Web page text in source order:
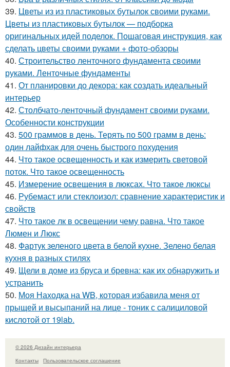
39. Цветы из из пластиковых бутылок своими руками.
Цветы из пластиковых бутылок — подборка
оригинальных идей поделок. Пошаговая инструкция, как
сделать цветы своими руками + фото-обзоры
40. Строительство ленточного фундамента своими
руками. Ленточные фундаменты
41. От планировки до декора: как создать идеальный
интерьер
42. Столбчато-ленточный фундамент своими руками.
Особенности конструкции
43. 500 граммов в день. Терять по 500 грамм в день:
один лайфхак для очень быстрого похудения
44. Что такое освещенность и как измерить световой
поток. Что такое освещенность
45. Измерение освещения в люксах. Что такое люксы
46. Рубемаст или стеклоизол: сравнение характеристик и
свойств
47. Что такое лк в освещении чему равна. Что такое
Люмен и Люкс
48. Фартук зеленого цвета в белой кухне. Зелено белая
кухня в разных стилях
49. Щели в доме из бруса и бревна: как их обнаружить и
устранить
50. Моя Находка на WB, которая избавила меня от
прыщей и высыпаний на лице - тоник с салициловой
кислотой от 19lab.
© 2026 Дизайн интерьера
Контакты
Пользовательское соглашение